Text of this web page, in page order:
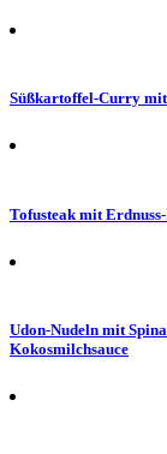
Süßkartoffel-Curry mit
Tofusteak mit
Udon-Nudeln mit
Kokosmilchsauce